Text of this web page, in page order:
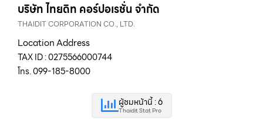
บริษัท ไทยดิท คอร์ปอเรชั่น จำกัด
THAIDIT CORPORATION CO., LTD.
Location Address
TAX ID : 0275566000744
โทร. 099-185-8000
ผู้ชมหน้านี้ : 6
Thaidit Stat Pro